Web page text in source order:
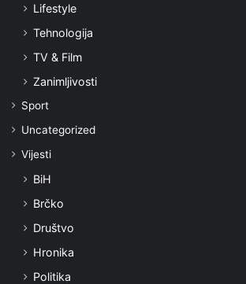
Lifestyle
Tehnologija
TV & Film
Zanimljivosti
Sport
Uncategorized
Vijesti
BiH
Brčko
Društvo
Hronika
Politika